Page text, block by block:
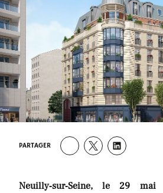
PARTAGER
Neuilly‐sur‐Seine, le 29